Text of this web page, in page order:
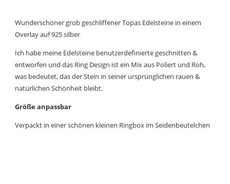
Wunderschöner grob geschliffener Topas Edelsteine in einem
Overlay auf 925 silber
Ich habe meine Edelsteine benutzerdefinierte geschnitten &
entworfen und das Ring Design ist ein Mix aus Poliert und Roh,
was bedeutet, das der Stein in seiner ursprünglichen rauen &
natürlichen Schönheit bleibt.
Größe anpassbar
Verpackt in einer schönen kleinen Ringbox im Seidenbeutelchen